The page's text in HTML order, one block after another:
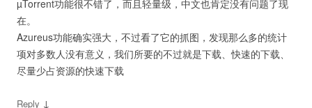
µTorrent功能很不错了，而且轻量级，中文也肯定没有问题了现
在。
Azureus功能确实强大，不过看了它的抓图，发现那么多的统计
项对多数人没有意义，我们所要的不过就是下载、快速的下载、
尽量少占资源的快速下载
Reply ↓